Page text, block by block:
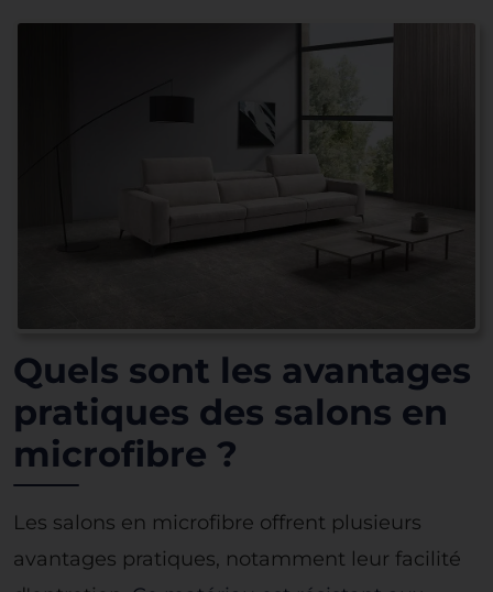
Quels sont les avantages
pratiques des salons en
microfibre ?
Les salons en microfibre offrent plusieurs
avantages pratiques, notamment leur facilité